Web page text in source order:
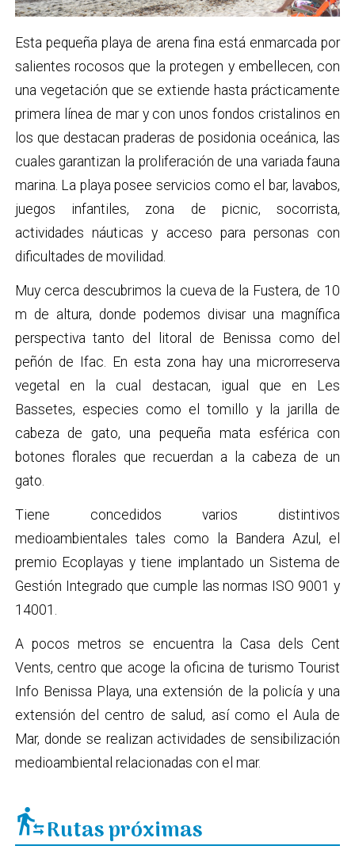
Esta pequeña playa de arena fina está enmarcada por
salientes rocosos que la protegen y embellecen, con
una vegetación que se extiende hasta prácticamente
primera línea de mar y con unos fondos cristalinos en
los que destacan praderas de posidonia oceánica, las
cuales garantizan la proliferación de una variada fauna
marina. La playa posee servicios como el bar, lavabos,
juegos infantiles, zona de picnic, socorrista,
actividades náuticas y acceso para personas con
dificultades de movilidad.
Muy cerca descubrimos la cueva de la Fustera, de 10
m de altura, donde podemos divisar una magnífica
perspectiva tanto del litoral de Benissa como del
peñón de Ifac. En esta zona hay una microrreserva
vegetal en la cual destacan, igual que en Les
Bassetes, especies como el tomillo y la jarilla de
cabeza de gato, una pequeña mata esférica con
botones florales que recuerdan a la cabeza de un
gato.
Tiene concedidos varios distintivos
medioambientales tales como la Bandera Azul, el
premio Ecoplayas y tiene implantado un Sistema de
Gestión Integrado que cumple las normas ISO 9001 y
14001.
A pocos metros se encuentra la Casa dels Cent
Vents, centro que acoge la oficina de turismo Tourist
Info Benissa Playa, una extensión de la policía y una
extensión del centro de salud, así como el Aula de
Mar, donde se realizan actividades de sensibilización
medioambiental relacionadas con el mar.
transfer_within_a_stationRutas próximas